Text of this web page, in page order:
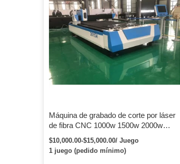
Máquina de grabado de corte por láser
de fibra CNC 1000w 1500w 2000w
4000w mesa de intercambio cortadora
láser de fibra para metal oro aluminio
$10,000.00-$15,000.00/ Juego
1 juego (pedido mínimo)